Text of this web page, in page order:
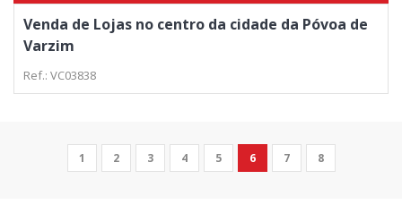
Venda de Lojas no centro da cidade da Póvoa de
Varzim
Ref.: VC03838
1 2 3 4 5 6 7 8